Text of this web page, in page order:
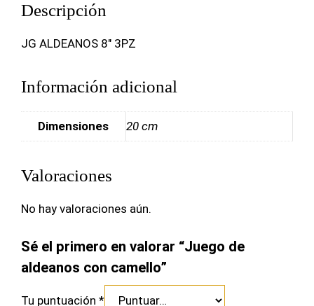
Descripción
JG ALDEANOS 8″ 3PZ
Información adicional
Dimensiones 20 cm
Valoraciones
No hay valoraciones aún.
Sé el primero en valorar “Juego de
aldeanos con camello”
Tu puntuación *